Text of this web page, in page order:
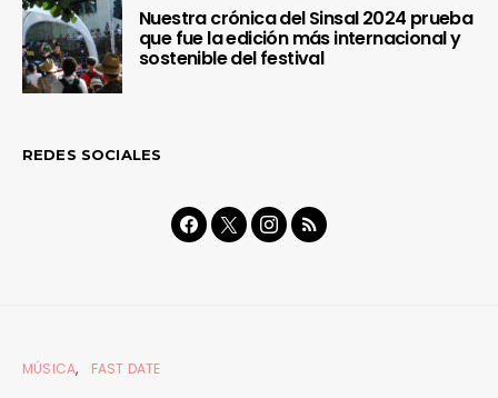
Nuestra crónica del Sinsal 2024 prueba
que fue la edición más internacional y
sostenible del festival
REDES SOCIALES
MÚSICA FAST DATE